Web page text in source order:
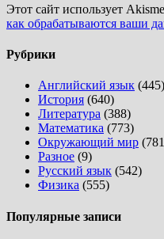
Этот сайт использует
как обрабатываются ваши
Рубрики
Английский язык (445)
История (640)
Литература (388)
Математика (773)
Окружающий мир
Разное (9)
Русский язык (542)
Физика (555)
Популярные записи